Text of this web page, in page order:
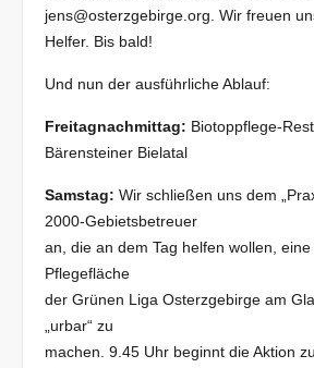
jens@osterzgebirge.org. Wir freuen
Helfer. Bis bald!
Und nun der ausführliche Ablauf:
Freitagnachmittag: Biotoppflege-
Bärensteiner Bielatal
Samstag: Wir schließen uns dem
2000-Gebietsbetreuer
an, die an dem Tag helfen wollen,
Pflegefläche
der Grünen Liga Osterzgebirge am
„urbar“ zu
machen. 9.45 Uhr beginnt die Aktion